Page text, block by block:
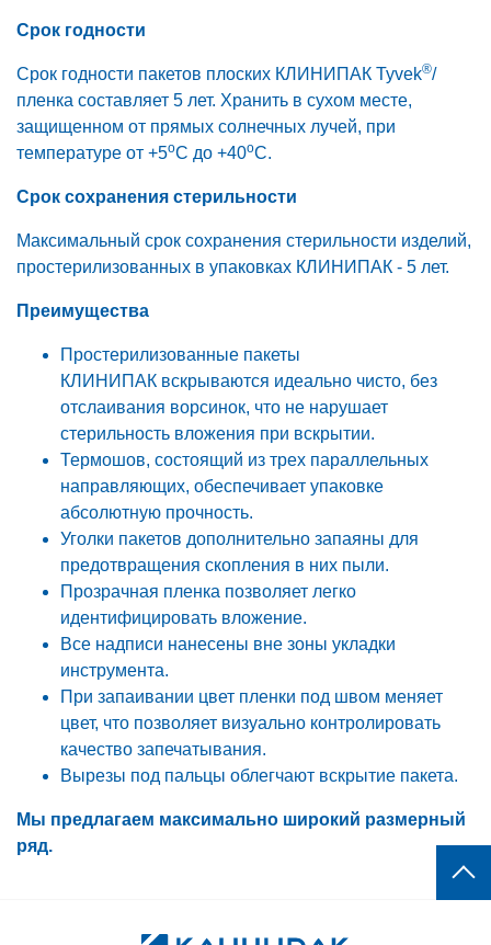
Срок годности
Срок годности пакетов плоских КЛИНИПАК Tyvek®/
пленка составляет 5 лет. Хранить в сухом месте,
защищенном от прямых солнечных лучей, при
температуре от +5оС до +40оС.
Срок сохранения стерильности
Максимальный срок сохранения стерильности изделий,
простерилизованных в упаковках КЛИНИПАК - 5 лет.
Преимущества
Простерилизованные пакеты
КЛИНИПАК вскрываются идеально чисто, без
отслаивания ворсинок, что не нарушает
стерильность вложения при вскрытии.
Термошов, состоящий из трех параллельных
направляющих, обеспечивает упаковке
абсолютную прочность.
Уголки пакетов дополнительно запаяны для
предотвращения скопления в них пыли.
Прозрачная пленка позволяет легко
идентифицировать вложение.
Все надписи нанесены вне зоны укладки
инструмента.
При запаивании цвет пленки под швом меняет
цвет, что позволяет визуально контролировать
качество запечатывания.
Вырезы под пальцы облегчают вскрытие пакета.
Мы предлагаем максимально широкий размерный
ряд.